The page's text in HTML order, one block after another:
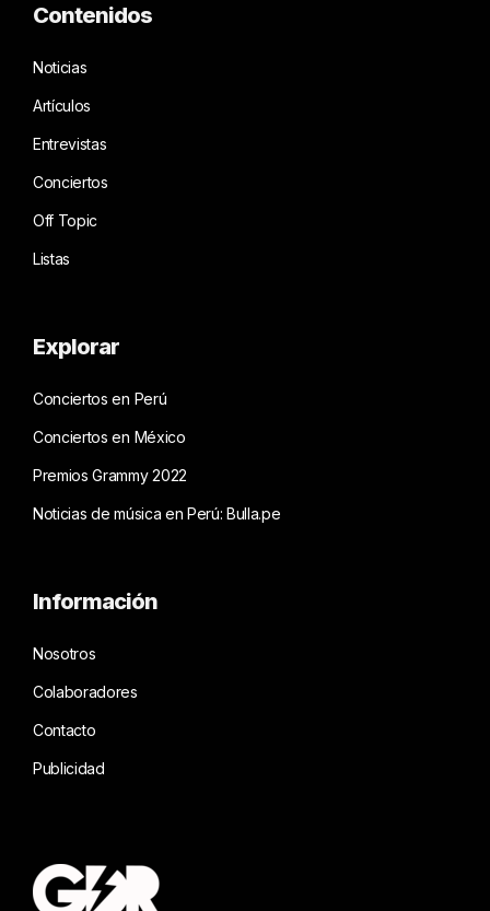
Contenidos
Noticias
Artículos
Entrevistas
Conciertos
Off Topic
Listas
Explorar
Conciertos en Perú
Conciertos en México
Premios Grammy 2022
Noticias de música en Perú: Bulla.pe
Información
Nosotros
Colaboradores
Contacto
Publicidad